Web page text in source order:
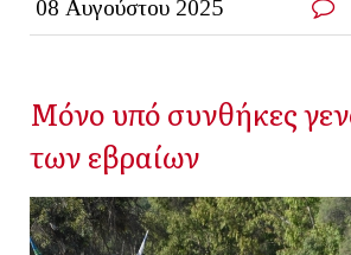
08 Αυγούστου 2025
Μόνο υπό συνθήκες
των εβραίων